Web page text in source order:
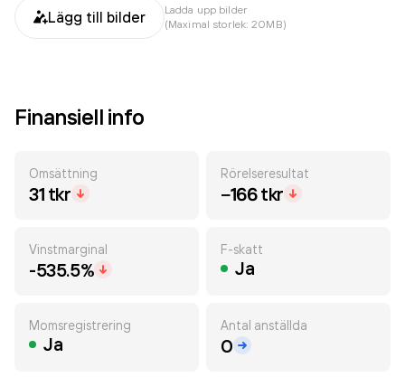
Lägg till bilder
Ladda upp bilder
(Maximal storlek: 20MB)
Finansiell info
Omsättning
31 tkr
Rörelseresultat
−166 tkr
Vinstmarginal
-535.5%
F-skatt
Ja
Momsregistrering
Ja
Antal anställda
0